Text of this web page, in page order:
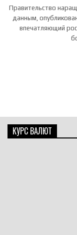
Правительство
данным,
впечатляющий
КУРС ВАЛЮТ